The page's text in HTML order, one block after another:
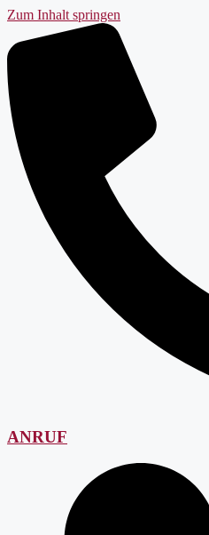
Zum Inhalt springen
ANRUF